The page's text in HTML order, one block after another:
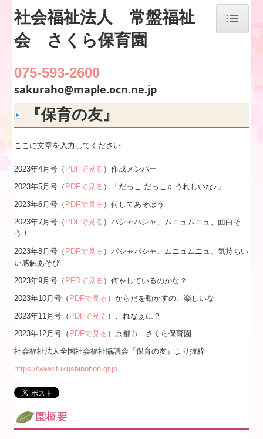
HOME
園のご案内
当園の特色
給食献立
入園相談・お問合せ
『保育の友』
情報開示
入園のしおり・重要事項説明書
園の様子（動画）
園の様子（パスワード制）
社会福祉法人 常盤福祉
会 さくら保育園
075-593-2600
sakuraho@maple.ocn.ne.jp
園概要
『保育の友』
ここに文章を入力してください
2023年4月号（ PDFで見る ）作成メンバー
2023年5月号（ PDFで見る ）「だっこ だっこ♫ うれしいな♪」
2023年6月号（ PDFで見る ）何してあそぼう
2023年7月号（ PDFで見る ）パシャパシャ、ムニュムニュ、面白そ
う！
2023年8月号（ PDFで見る ）パシャパシャ、ムニュムニュ、気持ちい
い感触あそび
2023年9月号（ PFDで見る ）何をしているのかな？
2023年10月号（ PDFで見る ）からだを動かすの、楽しいな
2023年11月号（ PDFで見る ）これなぁに？
2023年12月号（ PDFで見る ）京都市 さくら保育園
社会福祉法人全国社会福祉協議会『保育の友』より抜粋
https://www.fukushinohon.gr.jp